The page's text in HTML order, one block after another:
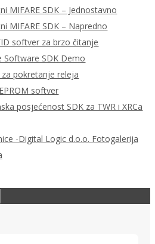
MIFARE SDK – Jednostavno
MIFARE SDK – Napredno
softver za brzo čitanje
Software SDK Demo
pokretanje releja
softver
posjećenost SDK za TWR i XRCa
-Digital Logic d.o.o. Fotogalerija